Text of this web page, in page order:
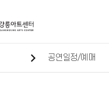
공연일정/예매